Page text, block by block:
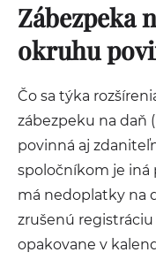
Zábezpeka
okruhu
Čo sa týka
zábezpeku na daň
povinná aj
spoločníkom je iná
má nedoplatky na
zrušenú
opakovane v